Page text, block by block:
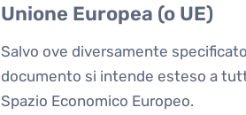
Unione Europea (o UE)
Salvo ove diversamente
documento si intende esteso a
Spazio Economico Europeo.